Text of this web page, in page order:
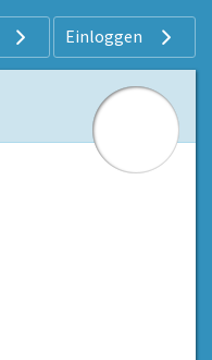
Einloggen